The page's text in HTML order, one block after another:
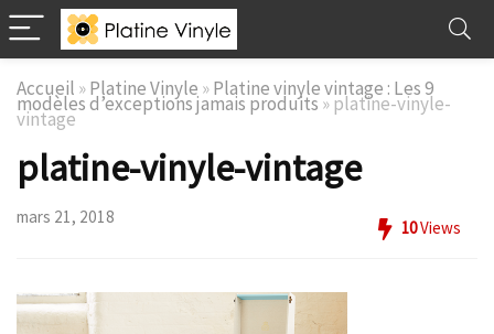
Accueil »Platine Vinyle »Platine vinyle vintage : Les 9
modèles d’exceptions jamais produits » platine-vinyle-
vintage
platine-vinyle-vintage
mars 21, 2018
10Views